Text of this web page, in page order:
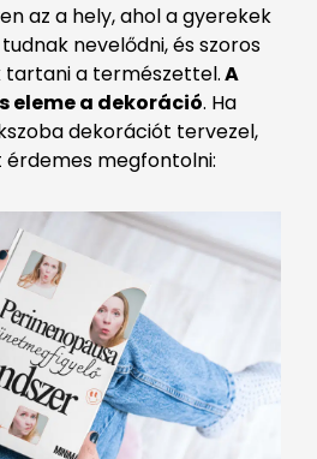
az a hely, ahol a gyerekek
nevelődni, és szoros
a természettel.A
eleme a dekoráció. Ha
dekorációt tervezel,
megfontolni: